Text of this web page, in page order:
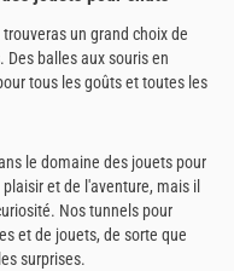
un grand choix de
balles aux souris en
tous les goûts et toutes les
le domaine des jouets pour
et de l'aventure, mais il
Nos tunnels pour
et de jouets, de sorte que
surprises.